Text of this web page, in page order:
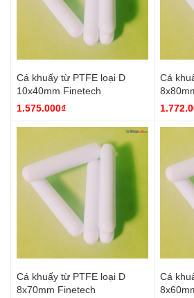
Cá khuấy từ PTFE loại D
10x40mm Finetech
1.575.000₫
Cá
Cá khuấy từ PTFE loại D
8x70mm Finetech
Cá